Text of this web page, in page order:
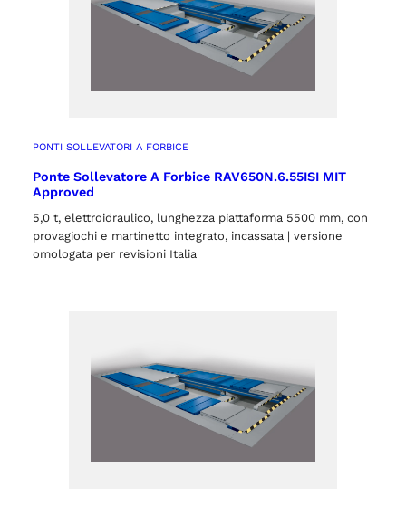
PONTI SOLLEVATORI A FORBICE
Ponte Sollevatore A Forbice RAV650N.6.55ISI MIT
Approved
5,0 t, elettroidraulico, lunghezza piattaforma 5500 mm, con
provagiochi e martinetto integrato, incassata | versione
omologata per revisioni Italia